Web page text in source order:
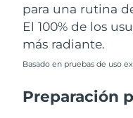
para una rutina
El 100% de los
más radiante.
Basado en pruebas de uso
Preparación
Estados Unidos
Uzbekistán